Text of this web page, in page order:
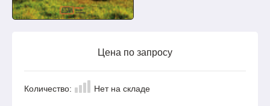
Цена по запросу
Количество: Нет на складе